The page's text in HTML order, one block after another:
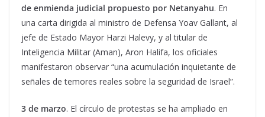
de enmienda judicial propuesto por Netanyahu. En
una carta dirigida al ministro de Defensa Yoav Gallant, al
jefe de Estado Mayor Harzi Halevy, y al titular de
Inteligencia Militar (Aman), Aron Halifa, los oficiales
manifestaron observar “una acumulación inquietante de
señales de temores reales sobre la seguridad de Israel”.
3 de marzo. El círculo de protestas se ha ampliado en